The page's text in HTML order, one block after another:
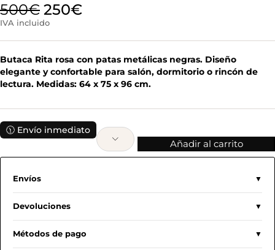
500€ 250€
IVA incluido
Butaca Rita rosa con patas metálicas negras. Diseño
elegante y confortable para salón, dormitorio o rincón de
lectura. Medidas: 64 x 75 x 96 cm.
🕦 Envío inmediato
Añadir al carrito
Envíos
Devoluciones
Métodos de pago